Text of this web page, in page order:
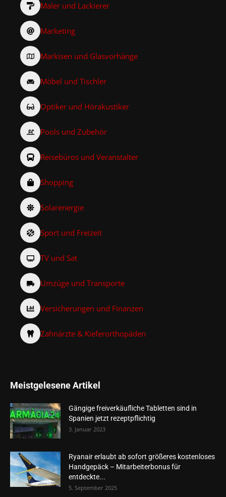
Maler und Lackierer
Marketing
Markisen und Glasvorhänge
Möbel und Tischler
Optiker und Hörakustiker
Pools und Zubehör
Reisebüros und Veranstalter
Shopping
Solarenergie
Sport und Freizeit
TV und Sat
Umzüge und Transporte
Versicherungen und Finanzen
Zahnärzte & Kieferorthopäden
Meistgelesene Artikel
Gängige freiverkäufliche Tabletten sind in
Spanien jetzt rezeptpflichtig
3. Januar 2023
Ryanair erlaubt ab sofort größeres kostenloses
Handgepäck – Mitarbeiterbonus für
entdeckte...
5. September 2025